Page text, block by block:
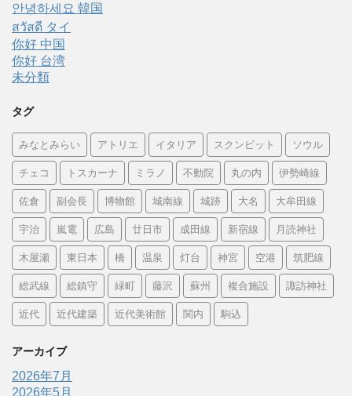
안녕하세요 韓国
สวัสดี タイ
你好 中国
你好 台湾
未分類
タグ
みなとみらい アトリエ イタリア スクンビット ソウル
チェコ トスカーナ ミラノ 不動院 丸の内 伊勢崎線
佐倉 副会長 博物館 城南線 城跡 大名 大牟田線
宇治 嵐電 広島 廿日市 成田線 新宿線 月読神社
木屋瀬 東日本 橋 温泉 灯台 神宮 空港 筑肥線
総武線 総鎮守 緑町 藤沢 蘇州 複合施設 諏訪神社
近代 近代建築 近代美術館 関内 駒込
アーカイブ
2026年7月
2026年5月